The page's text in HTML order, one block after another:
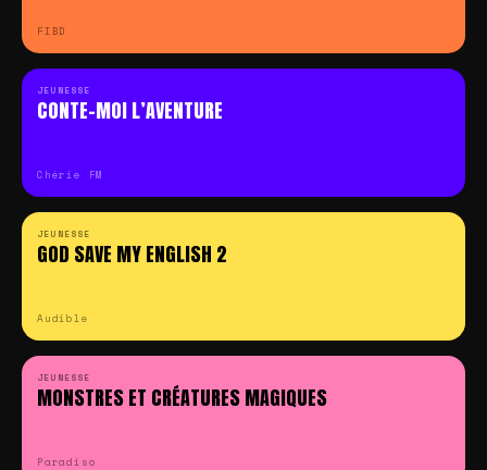
FIBD
JEUNESSE
CONTE-MOI L’AVENTURE
Chérie FM
JEUNESSE
GOD SAVE MY ENGLISH 2
Audible
JEUNESSE
MONSTRES ET CRÉATURES MAGIQUES
Paradiso